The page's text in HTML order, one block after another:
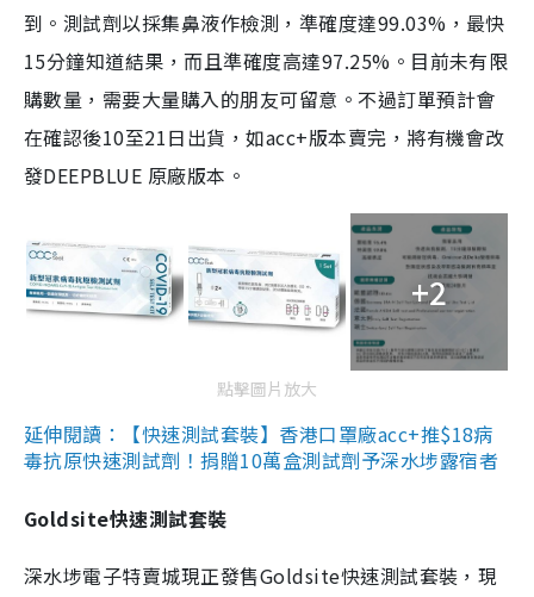
到。測試劑以採集鼻液作檢測，準確度達99.03%，最快
15分鐘知道結果，而且準確度高達97.25%。目前未有限
購數量，需要大量購入的朋友可留意。不過訂單預計會
在確認後10至21日出貨，如acc+版本賣完，將有機會改
發DEEPBLUE 原廠版本。
+2
點擊圖片放大
延伸閱讀：【快速測試套裝】香港口罩廠acc+推$18病
毒抗原快速測試劑！捐贈10萬盒測試劑予深水埗露宿者
Goldsite快速測試套裝
深水埗電子特賣城現正發售Goldsite快速測試套裝，現